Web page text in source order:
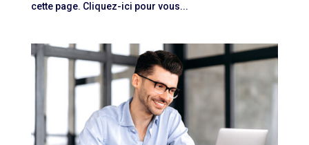
cette page. Cliquez-ici pour vous...